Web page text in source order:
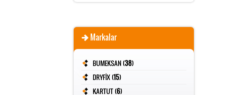
Markalar
BUMEKSAN (38)
DRYFİX (15)
KARTUT (6)